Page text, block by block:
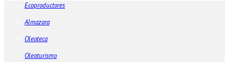
Ecoproductores
Almazara
Oleoteca
Oleoturismo